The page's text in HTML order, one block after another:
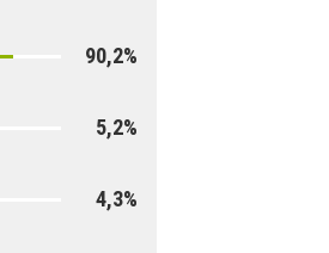
90,2%
5,2%
4,3%